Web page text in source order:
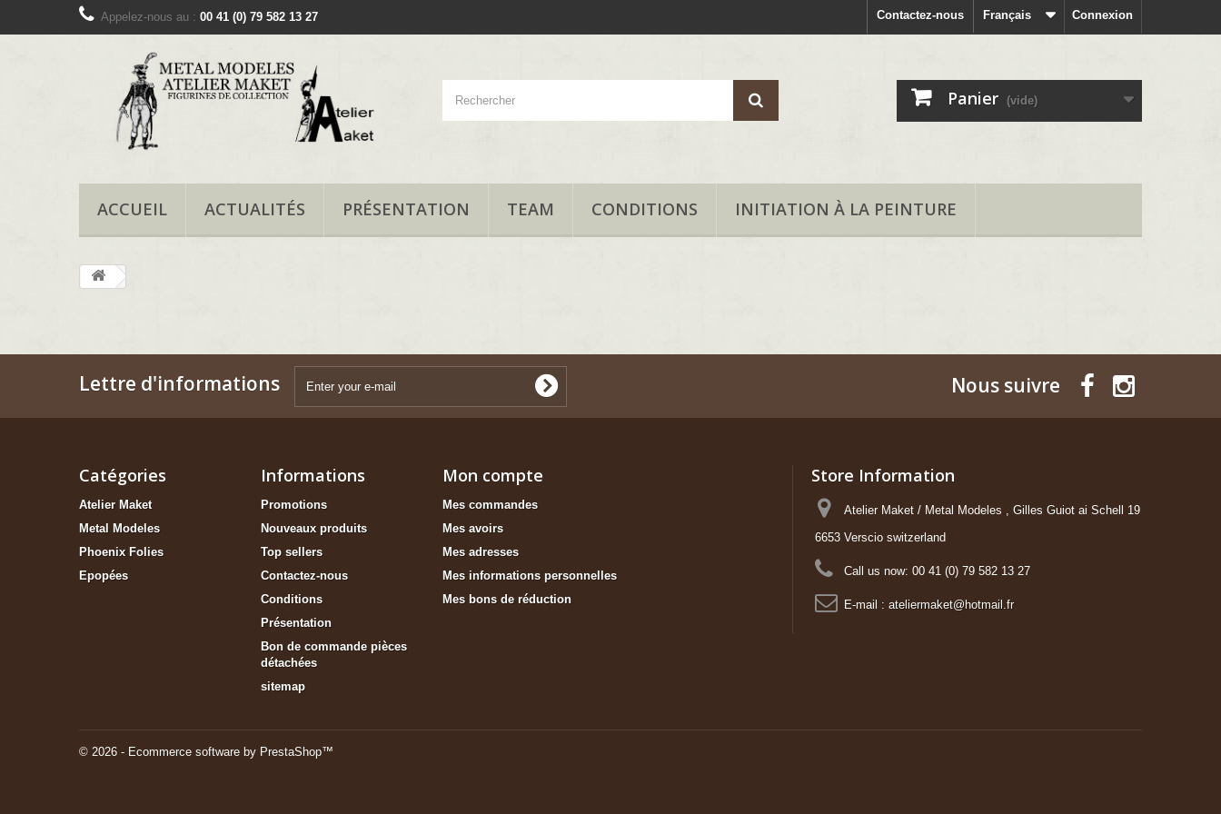
Connexion
Français
Contactez-nous
Appelez-nous au : 00 41 (0) 79 582 13 27
Panier (vide)
ACCUEIL ACTUALITÉS PRÉSENTATION TEAM CONDITIONS INITIATION À LA PEINTURE
Lettre d'informations Nous suivre
Catégories
Atelier Maket
Metal Modeles
Phoenix Folies
Epopées
Informations
Promotions
Nouveaux produits
Top sellers
Contactez-nous
Conditions
Présentation
Bon de commande pièces
détachées
sitemap
© 2026 - Ecommerce software by PrestaShop™
Mon compte
Mes commandes
Mes avoirs
Mes adresses
Mes informations personnelles
Mes bons de réduction
Store Information
Atelier Maket / Metal Modeles , Gilles Guiot ai Schell 19
6653 Verscio switzerland
Call us now: 00 41 (0) 79 582 13 27
E-mail : ateliermaket@hotmail.fr